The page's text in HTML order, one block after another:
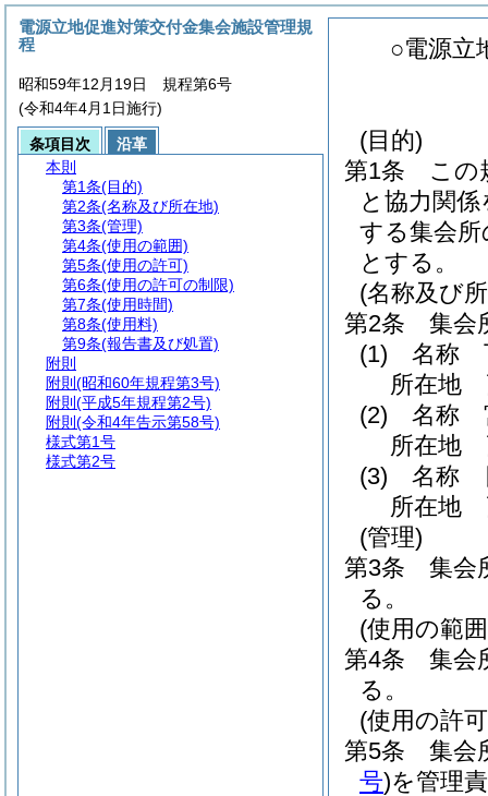
○電源立
(目的)
第1条
この
と協力関
する集会
とする。
(名称及び
第2条
集会
(1)
名称
所在地
(2)
名称
所在地
(3)
名称
所在地
(管理)
第3条
集会
る。
(使用の範
第4条
集会
る。
(使用の許
第5条
集会
号)を管理
電源立地促進対策交付金集会施設管理規
程
昭和59年12月19日 規程第6号
(令和4年4月1日施行)
条項目次
沿革
本則
第1条(目的)
第2条(名称及び所在地)
第3条(管理)
第4条(使用の範囲)
第5条(使用の許可)
第6条(使用の許可の制限)
第7条(使用時間)
第8条(使用料)
第9条(報告書及び処置)
附則
附則 (昭和60年規程第3号)
附則 (平成5年規程第2号)
附則 (令和4年告示第58号)
様式第1号
様式第2号